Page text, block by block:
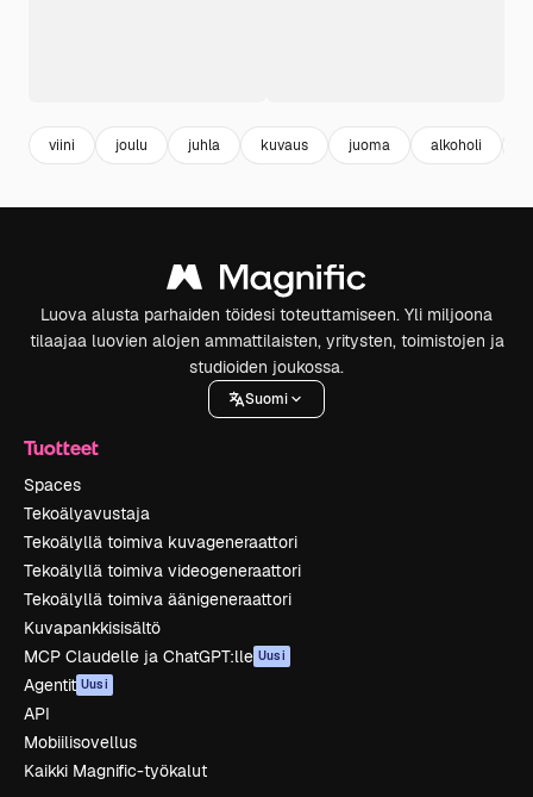
viini joulu juhla kuvaus juoma alkoholi
Luova alusta parhaiden töidesi toteuttamiseen. Yli miljoona
tilaajaa luovien alojen ammattilaisten, yritysten, toimistojen ja
studioiden joukossa.
Suomi
Tuotteet
Spaces
Tekoälyavustaja
Tekoälyllä toimiva kuvageneraattori
Tekoälyllä toimiva videogeneraattori
Tekoälyllä toimiva äänigeneraattori
Kuvapankkisisältö
MCP Claudelle ja ChatGPT:lle Uusi
Agentit Uusi
API
Mobiilisovellus
Kaikki Magnific-työkalut